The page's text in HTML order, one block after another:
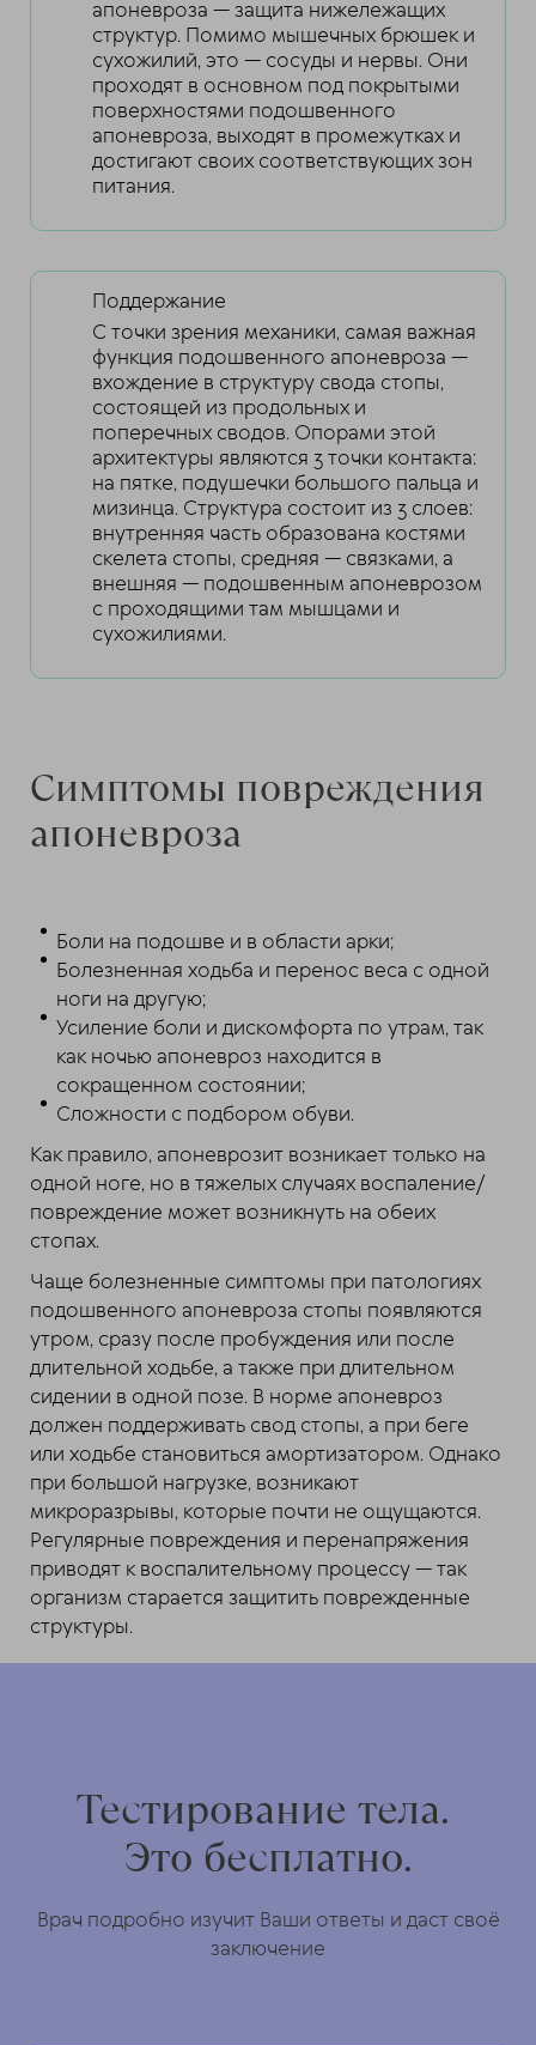
апоневроза — защита нижележащих
структур. Помимо мышечных брюшек и
сухожилий, это — сосуды и нервы. Они
проходят в основном под покрытыми
поверхностями подошвенного
апоневроза, выходят в промежутках и
достигают своих соответствующих зон
питания.
Поддержание
С точки зрения механики, самая важная
функция подошвенного апоневроза —
вхождение в структуру свода стопы,
состоящей из продольных и
поперечных сводов. Опорами этой
архитектуры являются 3 точки контакта:
на пятке, подушечки большого пальца и
мизинца. Структура состоит из 3 слоев:
внутренняя часть образована костями
скелета стопы, средняя — связками, а
внешняя — подошвенным апоневрозом
с проходящими там мышцами и
сухожилиями.
Симптомы повреждения
апоневроза
Боли на подошве и в области арки;
Болезненная ходьба и перенос веса с одной
ноги на другую;
Усиление боли и дискомфорта по утрам, так
как ночью апоневроз находится в
сокращенном состоянии;
Сложности с подбором обуви.
Как правило, апоневрозит возникает только на
одной ноге, но в тяжелых случаях воспаление/
повреждение может возникнуть на обеих
стопах.
Чаще болезненные симптомы при патологиях
подошвенного апоневроза стопы появляются
утром, сразу после пробуждения или после
длительной ходьбе, а также при длительном
сидении в одной позе. В норме апоневроз
должен поддерживать свод стопы, а при беге
или ходьбе становиться амортизатором. Однако
при большой нагрузке, возникают
микроразрывы, которые почти не ощущаются.
Регулярные повреждения и перенапряжения
приводят к воспалительному процессу — так
организм старается защитить поврежденные
структуры.
Тестирование тела.
Это бесплатно.
Врач подробно изучит Ваши ответы и даст своё
заключение